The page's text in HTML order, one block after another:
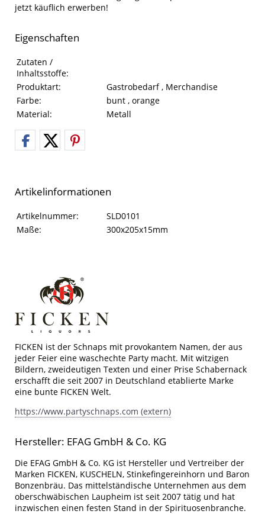
jetzt käuflich erwerben!
Eigenschaften
Eigenschaften des Produkts
Eigenschaft
Zutaten /
Inhaltsstoffe:
Produktart:
Gastrobedarf , Merchandise
Farbe:
bunt , orange
Material:
Metall
Artikelinformationen
Artikelinformationen
Eigenschaft Wert
Artikelnummer:
SLD0101
Maße:
300x205x15mm
FICKEN ist der Schnaps mit provokantem Namen, der aus
jeder Feier eine waschechte Party macht. Mit witzigen
Bildern, zweideutigen Texten und einer Prise Schabernack
erschafft die seit 2007 in Deutschland etablierte Marke
eine bunte FICKEN Welt.
https://www.partyschnaps.com (extern)
Hersteller: EFAG GmbH & Co. KG
Die EFAG GmbH & Co. KG ist Hersteller und Vertreiber der
Marken FICKEN, KUSCHELN, Stinkefingereinhorn und Baron
Bonzenbräu. Das mittelständische Unternehmen aus dem
oberschwäbischen Laupheim ist seit 2007 tätig und hat
inzwischen einen festen Stand in der Spirituosenbranche.